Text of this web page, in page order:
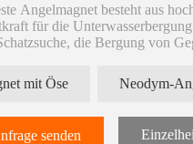
Angelmagnet besteht aus
für die
die Bergung von
eine lange Lebensdauer im
mit Öse Neodym-
senden